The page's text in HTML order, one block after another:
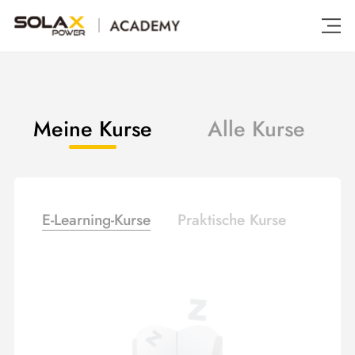
Meine Kurse Alle Kurse
E-Learning-Kurse Praktische Kurse